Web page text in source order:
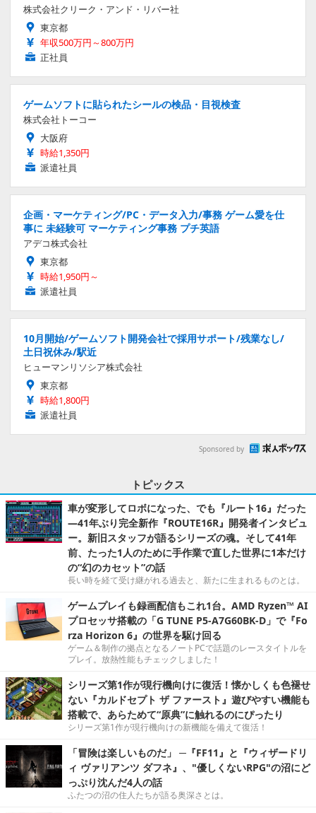
株式会社クリーク・アンド・リバー社
東京都
年収500万円～800万円
正社員
ゲームソフトに貼られたシールの検品・目視検査
株式会社トーコー
大阪府
時給1,350円
派遣社員
企画・マーケティング/PC・データ入力/事務 ゲーム愛を仕
事に 未経験可 マーケティング事務 プチ英語
アデコ株式会社
東京都
時給1,950円～
派遣社員
10月開始/ゲームソフト開発会社で採用サポート/残業なし/
土日祝休み/駅近
ヒューマンリソシア株式会社
東京都
時給1,800円
派遣社員
Sponsored by
トピックス
車が変形してロボになった、でも『ルート16』だった
―41年ぶり完全新作『ROUTE16R』開発者インタビュ
ー。新旧スタッフが語るシリーズの魂。そして41年
前、たった1人のために手作業で直した世界に1本だけ
の“幻のカセット”の話
長い時を経て受け継がれる過去と、新たに生まれるものとは。
ゲームプレイも録画配信もこれ1台。AMD Ryzen™ AI
プロセッサ搭載の「G TUNE P5-A7G60BK-D」で『Fo
rza Horizon 6』の世界を駆け回る
ゲーム＆制作の拠点となるノートPCで話題のレースタイトルを
プレイ。放熱性能もチェックしました！
シリーズ第1作が現行機向けに復活！懐かしくも色褪せ
ない『カルドセプト ザ ファースト』遊びやすい機能も
搭載で、あらためて“原典”に触れるのにぴったり
シリーズ第1作が現行機向けの新機能を備えて復活！
「冒険は楽しいものだ」 ─『FF11』と『ウィザードリ
ィ ヴァリアンツ ダフネ』、"優しくないRPG"の沼にど
っぷり沈んだ4人の話
ふたつの沼の住人たちが語る奥深さとは。